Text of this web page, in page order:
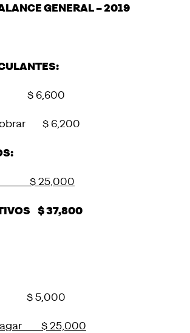
GENERAL – 2019
6,600
$ 6,200
$ 25,000
$ 37,800
5,000
$ 25,000